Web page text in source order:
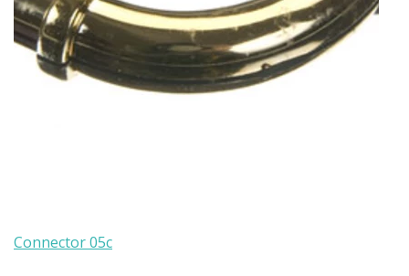
Connector 05с